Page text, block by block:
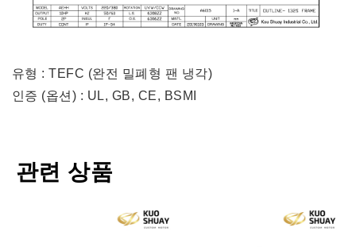
유형 : TEFC (완전 밀폐형 팬 냉각)
인증 (옵션) : UL, GB, CE, BSMI
관련 상품